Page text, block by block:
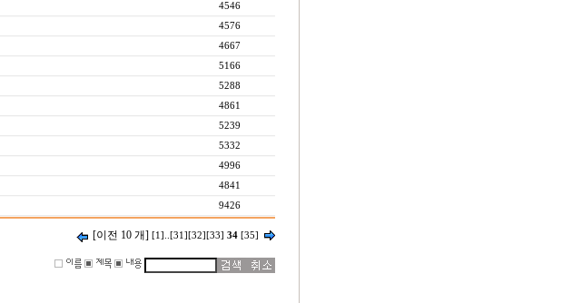
4546
4576
4667
5166
5288
4861
5239
5332
4996
4841
9426
[이전 10 개] [1] [31] [32] [33] 34 [35]